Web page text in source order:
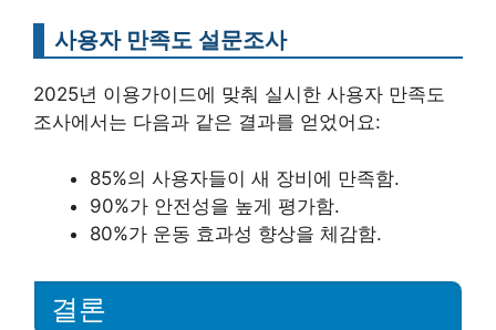
사용자 만족도 설문조사
2025년 이용가이드에 맞춰 실시한 사용자 만족도
조사에서는 다음과 같은 결과를 얻었어요:
85%의 사용자들이 새 장비에 만족함.
90%가 안전성을 높게 평가함.
80%가 운동 효과성 향상을 체감함.
결론